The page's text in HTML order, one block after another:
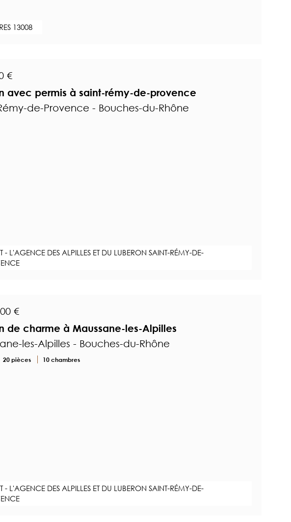
13008
€
avec permis à saint-rémy-de-provence
de-Provence - Bouches-du-Rhône
- L'AGENCE DES ALPILLES ET DU LUBERON SAINT-RÉMY-DE-
€
de charme à Maussane-les-Alpilles
les-Alpilles - Bouches-du-Rhône
20 pièces 10 chambres
- L'AGENCE DES ALPILLES ET DU LUBERON SAINT-RÉMY-DE-